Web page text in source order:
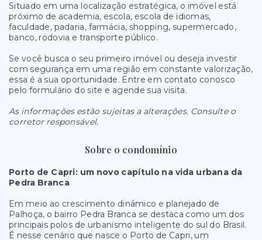
Situado em uma localização estratégica, o imóvel está
próximo de academia, escola, escola de idiomas,
faculdade, padaria, farmácia, shopping, supermercado,
banco, rodovia e transporte público.
Se você busca o seu primeiro imóvel ou deseja investir
com segurança em uma região em constante valorização,
essa é a sua oportunidade. Entre em contato conosco
pelo formulário do site e agende sua visita.
As informações estão sujeitas a alterações. Consulte o
corretor responsável.
Sobre o condomínio
Porto de Capri: um novo capítulo na vida urbana da
Pedra Branca
Em meio ao crescimento dinâmico e planejado de
Palhoça, o bairro Pedra Branca se destaca como um dos
principais polos de urbanismo inteligente do sul do Brasil.
É nesse cenário que nasce o Porto de Capri, um